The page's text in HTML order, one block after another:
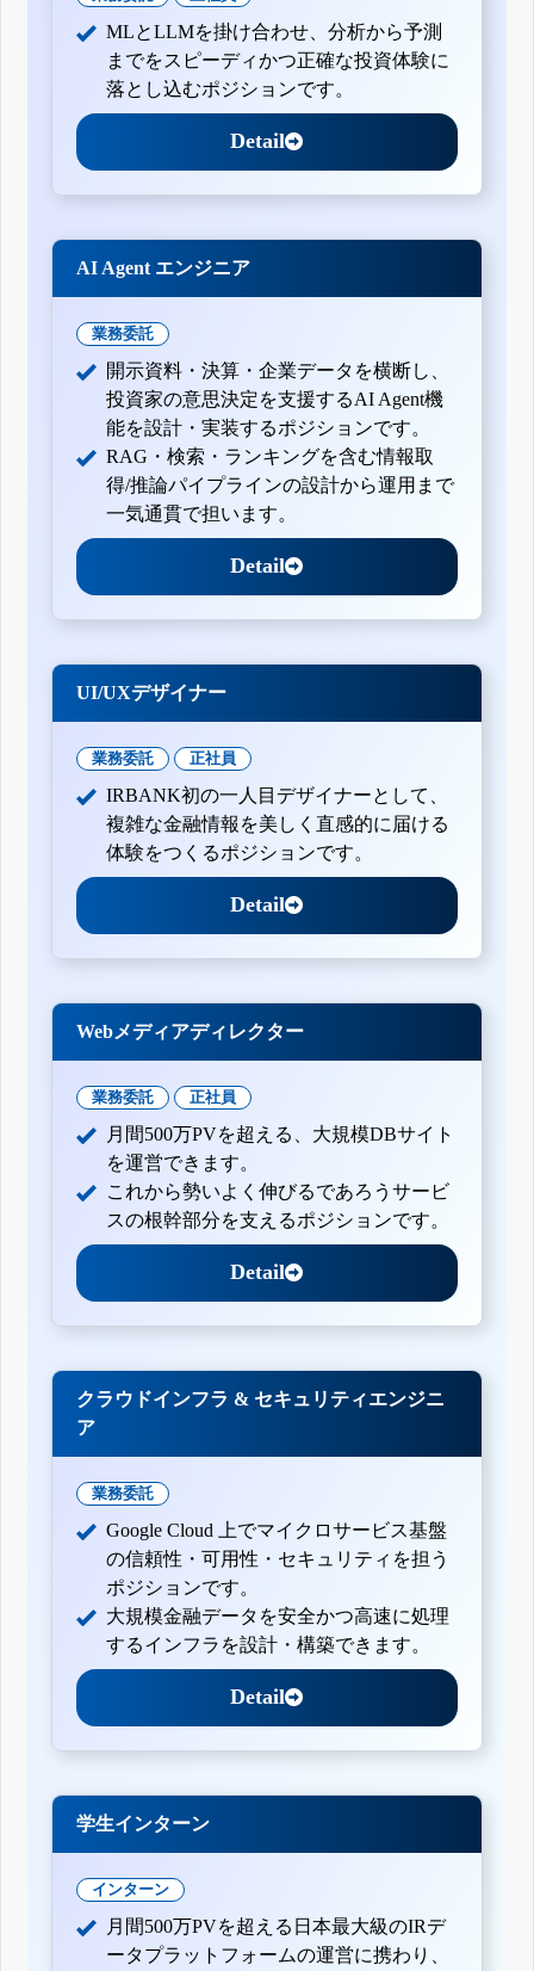
MLとLLMを掛け合わせ、分析から予測
までをスピーディかつ正確な投資体験に
落とし込むポジションです。
Detail
AI Agent エンジニア
業務委託
開示資料・決算・企業データを横断し、
投資家の意思決定を支援するAI Agent機
能を設計・実装するポジションです。
RAG・検索・ランキングを含む情報取
得/推論パイプラインの設計から運用まで
一気通貫で担います。
Detail
UI/UXデザイナー
業務委託 正社員
IRBANK初の一人目デザイナーとして、
複雑な金融情報を美しく直感的に届ける
体験をつくるポジションです。
Detail
Webメディアディレクター
業務委託 正社員
月間500万PVを超える、大規模DBサイト
を運営できます。
これから勢いよく伸びるであろうサービ
スの根幹部分を支えるポジションです。
Detail
クラウドインフラ & セキュリティエンジニ
ア
業務委託
Google Cloud 上でマイクロサービス基盤
の信頼性・可用性・セキュリティを担う
ポジションです。
大規模金融データを安全かつ高速に処理
するインフラを設計・構築できます。
Detail
学生インターン
インターン
月間500万PVを超える日本最大級のIRデ
ータプラットフォームの運営に携わり、